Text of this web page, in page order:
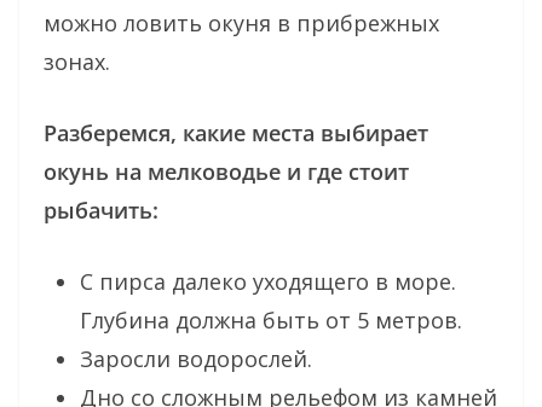
можно ловить окуня в прибрежных
зонах.
Разберемся, какие места выбирает
окунь на мелководье и где стоит
рыбачить:
С пирса далеко уходящего в море.
Глубина должна быть от 5 метров.
Заросли водорослей.
Дно со сложным рельефом из камней